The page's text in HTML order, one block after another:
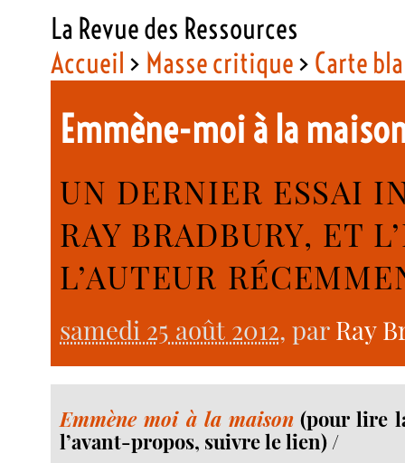
La Revue des Ressources
Accueil > Masse critique> Carte
Emmène-moi à la
UN DERNIER ESSAI
RAY BRADBURY, ET
L’AUTEUR
samedi 25 août 2012, parRay
Emmène moi à la maison (pour lire
l’avant-propos, suivre le lien) /